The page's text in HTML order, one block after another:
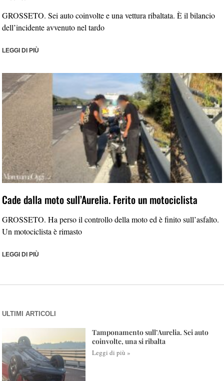
GROSSETO. Sei auto coinvolte e una vettura ribaltata. È il bilancio
dell’incidente avvenuto nel tardo
LEGGI DI PIÙ
Cade dalla moto sull’Aurelia. Ferito un motociclista
GROSSETO. Ha perso il controllo della moto ed è finito sull’asfalto.
Un motociclista è rimasto
LEGGI DI PIÙ
ULTIMI ARTICOLI
Tamponamento sull’Aurelia. Sei auto
coinvolte, una si ribalta
Leggi di più »